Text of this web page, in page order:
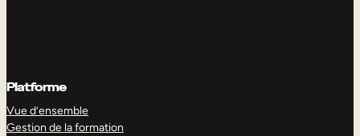
Platforme
Vue d’ensemble
Gestion de la formation